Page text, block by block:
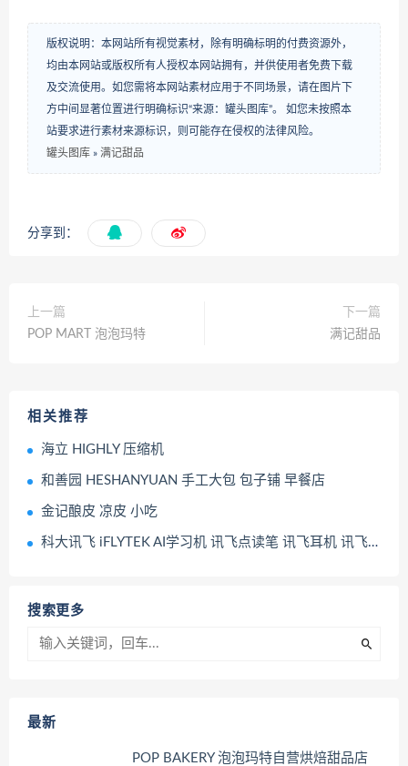
版权说明：本网站所有视觉素材，除有明确标明的付费资源外，
均由本网站或版权所有人授权本网站拥有，并供使用者免费下载
及交流使用。如您需将本网站素材应用于不同场景，请在图片下
方中间显著位置进行明确标识“来源：罐头图库”。 如您未按照本
站要求进行素材来源标识，则可能存在侵权的法律风险。
罐头图库 » 满记甜品
分享到：
上一篇
POP MART 泡泡玛特
下一篇
满记甜品
相关推荐
海立 HIGHLY 压缩机
和善园 HESHANYUAN 手工大包 包子铺 早餐店
金记酿皮 凉皮 小吃
科大讯飞 iFLYTEK AI学习机 讯飞点读笔 讯飞耳机 讯飞智能产品
搜索更多
最新
POP BAKERY 泡泡玛特自营烘焙甜品店